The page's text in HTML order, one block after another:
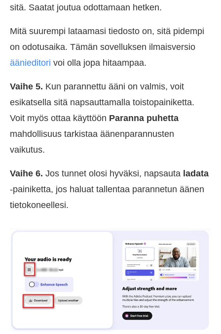
sitä. Saatat joutua odottamaan hetken.
Mitä suurempi lataamasi tiedosto on, sitä pidempi
on odotusaika. Tämän sovelluksen ilmaisversio
äänieditori voi olla jopa hitaampaa.
Vaihe 5. Kun parannettu ääni on valmis, voit
esikatsella sitä napsauttamalla toistopainiketta.
Voit myös ottaa käyttöön Paranna puhetta
mahdollisuus tarkistaa äänenparannusten
vaikutus.
Vaihe 6. Jos tunnet olosi hyväksi, napsauta ladata
-painiketta, jos haluat tallentaa parannetun äänen
tietokoneellesi.